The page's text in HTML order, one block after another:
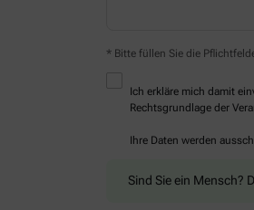
* Bitte füllen Sie die
Ich erkläre mich damit
Rechtsgrundlage der
Ihre Daten werden
Sind Sie ein Mensch?